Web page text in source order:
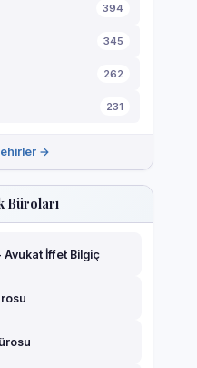
394
345
262
231
→
Büroları
Avukat İffet Bilgiç